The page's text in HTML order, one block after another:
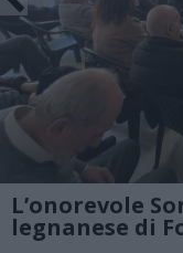
L’onorevole
legnanese di